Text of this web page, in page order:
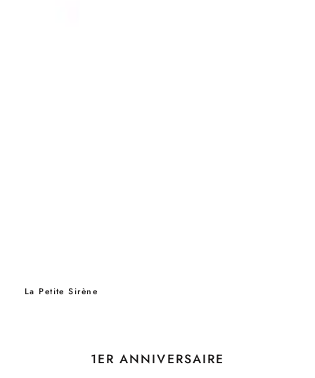
La Petite Sirène
1ER ANNIVERSAIRE